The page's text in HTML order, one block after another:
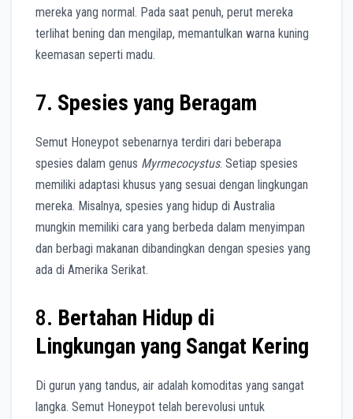
mereka yang normal. Pada saat penuh, perut mereka
terlihat bening dan mengilap, memantulkan warna kuning
keemasan seperti madu.
7. Spesies yang Beragam
Semut Honeypot sebenarnya terdiri dari beberapa
spesies dalam genus Myrmecocystus. Setiap spesies
memiliki adaptasi khusus yang sesuai dengan lingkungan
mereka. Misalnya, spesies yang hidup di Australia
mungkin memiliki cara yang berbeda dalam menyimpan
dan berbagi makanan dibandingkan dengan spesies yang
ada di Amerika Serikat.
8. Bertahan Hidup di
Lingkungan yang Sangat Kering
Di gurun yang tandus, air adalah komoditas yang sangat
langka. Semut Honeypot telah berevolusi untuk